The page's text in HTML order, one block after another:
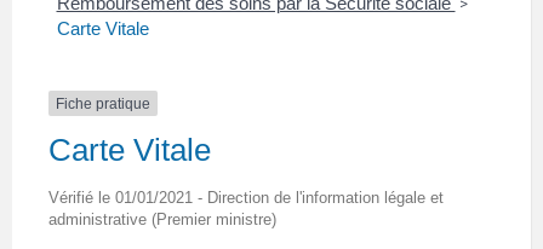
Carte Vitale
Fiche pratique
Carte Vitale
Vérifié le 01/01/2021 - Direction de l'information légale et
administrative (Premier ministre)